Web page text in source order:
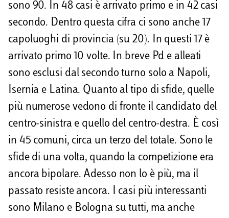
sono 90. In 48 casi è arrivato primo e in 42 casi
secondo. Dentro questa cifra ci sono anche 17
capoluoghi di provincia (su 20). In questi 17 è
arrivato primo 10 volte. In breve Pd e alleati
sono esclusi dal secondo turno solo a Napoli,
Isernia e Latina. Quanto al tipo di sfide, quelle
più numerose vedono di fronte il candidato del
centro-sinistra e quello del centro-destra. È così
in 45 comuni, circa un terzo del totale. Sono le
sfide di una volta, quando la competizione era
ancora bipolare. Adesso non lo è più, ma il
passato resiste ancora. I casi più interessanti
sono Milano e Bologna su tutti, ma anche